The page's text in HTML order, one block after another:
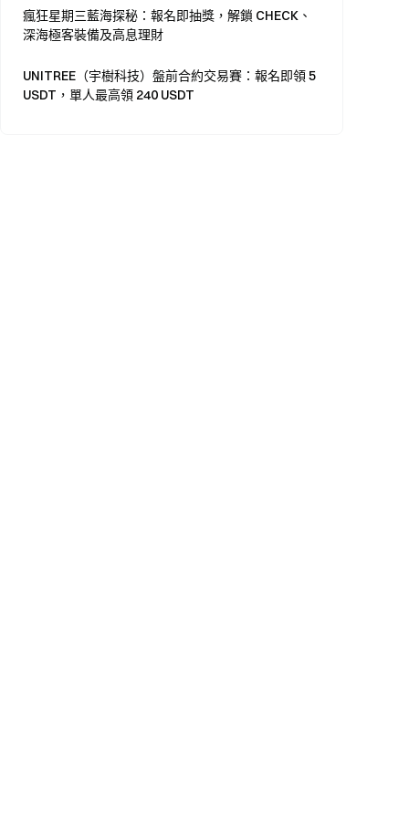
瘋狂星期三藍海探秘：報名即抽獎，解鎖 CHECK、
深海極客裝備及高息理財
UNITREE（宇樹科技）盤前合約交易賽：報名即領 5
USDT，單人最高領 240 USDT